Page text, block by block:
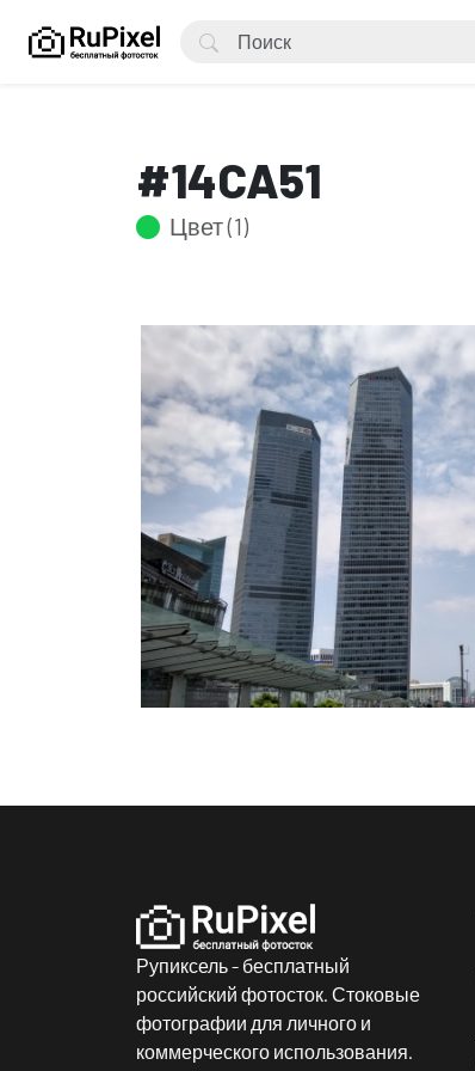
#14CA51
Цвет (1)
Рупиксель - бесплатный
российский фотосток. Стоковые
фотографии для личного и
коммерческого использования.